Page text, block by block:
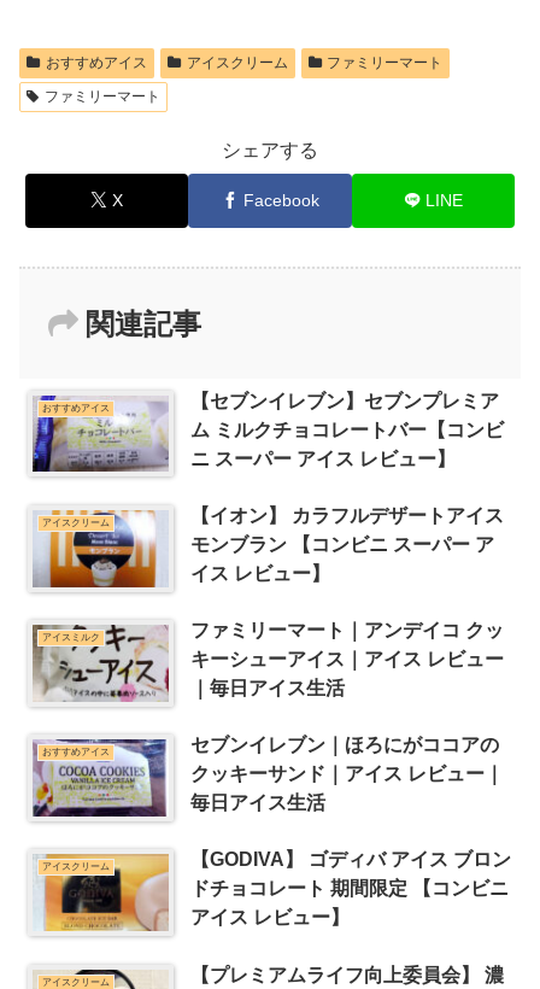
おすすめアイス アイスクリーム
ファミリーマート
ファミリーマート
シェアする
X Facebook LINE
関連記事
おすすめアイス
【セブンイレブン】セブンプレミア
ム ミルクチョコレートバー【コンビ
ニ スーパー アイス レビュー】
アイスクリーム
【イオン】 カラフルデザートアイス
モンブラン 【コンビニ スーパー ア
イス レビュー】
アイスミルク
ファミリーマート｜アンデイコ クッ
キーシューアイス｜アイス レビュー
｜毎日アイス生活
おすすめアイス
セブンイレブン｜ほろにがココアの
クッキーサンド｜アイス レビュー｜
毎日アイス生活
アイスクリーム
【GODIVA】 ゴディバ アイス ブロン
ドチョコレート 期間限定 【コンビニ
アイス レビュー】
アイスクリーム
【プレミアムライフ向上委員会】 濃